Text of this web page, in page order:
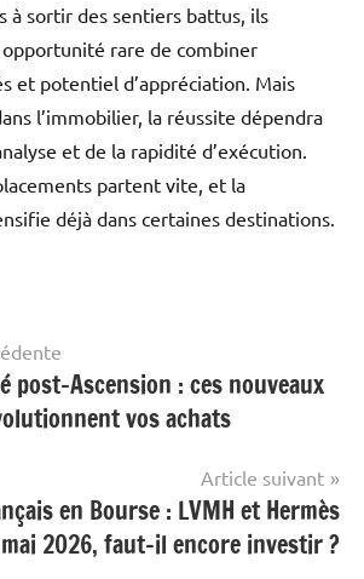
à sortir des sentiers battus, ils
rare de combiner
et potentiel d’appréciation. Mais
l’immobilier, la réussite dépendra
et de la rapidité d’exécution.
partent vite, et la
déjà dans certaines destinations.
post-Ascension : ces nouveaux
vos achats
Article suivant
en Bourse : LVMH et Hermès
2026, faut-il encore investir ?